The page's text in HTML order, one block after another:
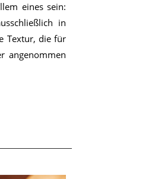
ei­nes sein:
in
Tex­tur, die für
an­ge­nom­men